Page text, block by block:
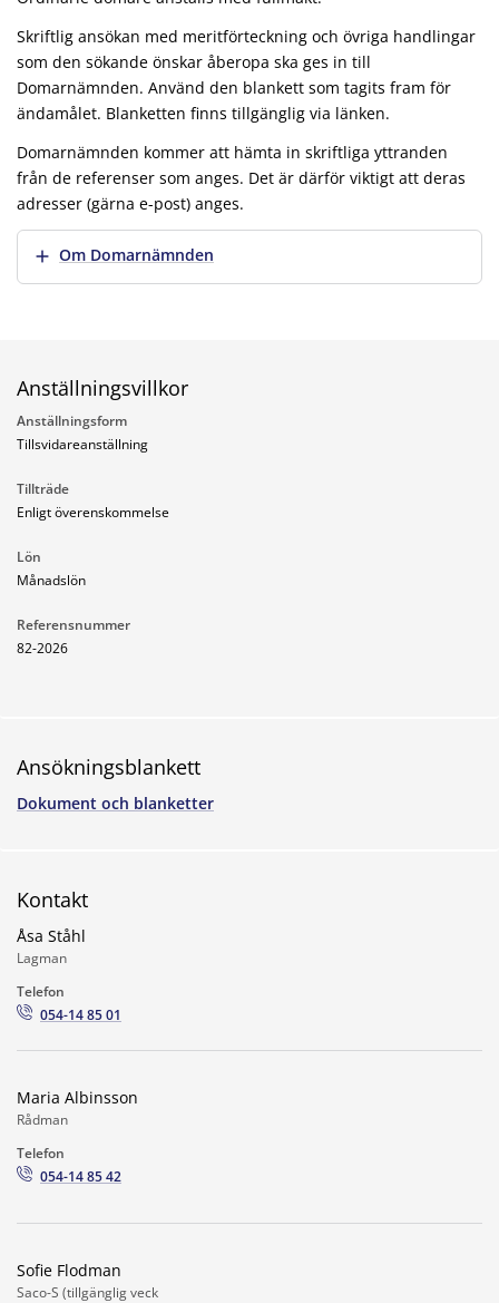
Skriftlig ansökan med meritförteckning och övriga handlingar
som den sökande önskar åberopa ska ges in till
Domarnämnden. Använd den blankett som tagits fram för
ändamålet. Blanketten finns tillgänglig via länken.
Domarnämnden kommer att hämta in skriftliga yttranden
från de referenser som anges. Det är därför viktigt att deras
adresser (gärna e-post) anges.
Visa merOm Domarnämnden
Anställningsvillkor
Anställningsform
Tillsvidareanställning
Tillträde
Enligt överenskommelse
Lön
Månadslön
Referensnummer
82-2026
Ansökningsblankett
Dokument och blanketter
Kontakt
Åsa Ståhl
Lagman
Telefon
054-14 85 01
Maria Albinsson
Rådman
Telefon
054-14 85 42
Sofie Flodman
Saco-S (tillgänglig veck